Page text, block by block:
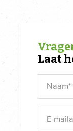
Laat